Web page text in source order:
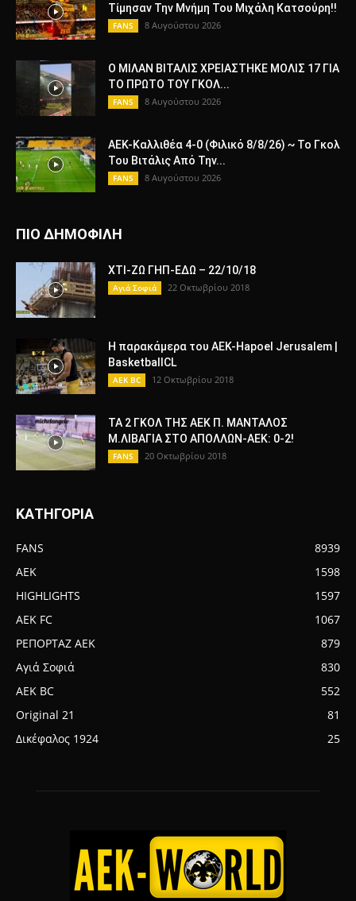
Τίμησαν Την Μνήμη Του Μιχάλη Κατσούρη!!
FANS 8 Αυγούστου 2026
Ο ΜΙΛΑΝ ΒΙΤΑΛΙΣ ΧΡΕΙΑΣΤΗΚΕ ΜΟΛΙΣ 17 ΓΙΑ
ΤΟ ΠΡΩΤΟ ΤΟΥ ΓΚΟΛ...
FANS 8 Αυγούστου 2026
ΑΕΚ-Καλλιθέα 4-0 (Φιλικό 8/8/26) ~ Το Γκολ
Του Βιτάλις Από Την...
FANS 8 Αυγούστου 2026
ΠΙΟ ΔΗΜΟΦΙΛΗ
ΧΤΙ-ΖΩ ΓΗΠ-ΕΔΩ – 22/10/18
Αγιά Σοφιά 22 Οκτωβρίου 2018
Η παρακάμερα του ΑΕΚ-Hapoel Jerusalem |
BasketballCL
AEK BC 12 Οκτωβρίου 2018
ΤΑ 2 ΓΚΟΛ ΤΗΣ ΑΕΚ Π. ΜΑΝΤΑΛΟΣ
Μ.ΛΙΒΑΓΙΑ ΣΤΟ ΑΠΟΛΛΩΝ-ΑΕΚ: 0-2!
FANS 20 Οκτωβρίου 2018
ΚΑΤΗΓΟΡΙΑ
FANS
8939
AEK
1598
HIGHLIGHTS
1597
AEK FC
1067
ΡΕΠΟΡΤΑΖ ΑΕΚ
879
Αγιά Σοφιά
830
AEK BC
552
Original 21
81
Δικέφαλος 1924
25